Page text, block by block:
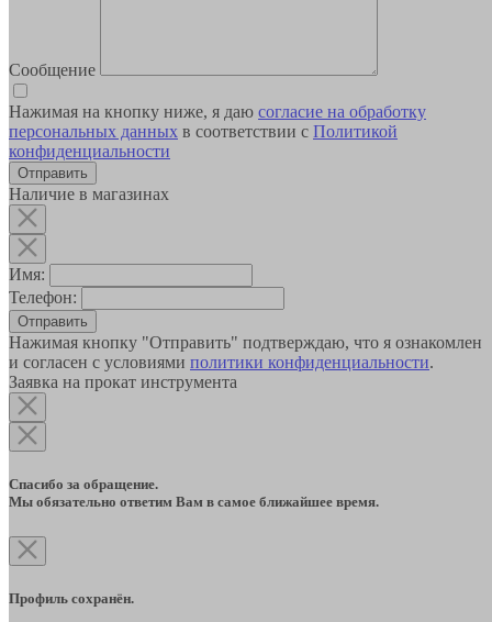
Сообщение
Нажимая на кнопку ниже, я даю согласие на обработку
персональных данных в соответствии с Политикой
конфиденциальности
Наличие в магазинах
Имя:
Телефон:
Отправить
Нажимая кнопку "Отправить" подтверждаю, что я ознакомлен
и согласен с условиями политики конфиденциальности.
Заявка на прокат инструмента
Спасибо за обращение.
Мы обязательно ответим Вам в самое ближайшее время.
Профиль сохранён.